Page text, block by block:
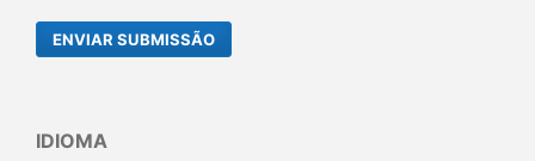
ENVIAR SUBMISSÃO
IDIOMA